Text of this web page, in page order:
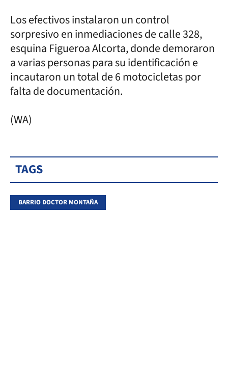
Los efectivos instalaron un control
sorpresivo en inmediaciones de calle 328,
esquina Figueroa Alcorta, donde demoraron
a varias personas para su identificación e
incautaron un total de 6 motocicletas por
falta de documentación.
(WA)
TAGS
BARRIO DOCTOR MONTAÑA